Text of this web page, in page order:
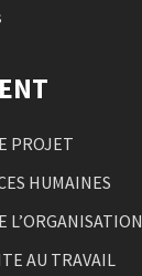
PROJET
HUMAINES
L’ORGANISATION
AU TRAVAIL